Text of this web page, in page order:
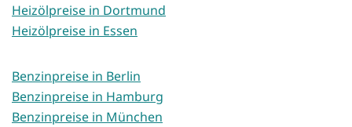
Heizölpreise in Dortmund
Heizölpreise in Essen
Benzinpreise in Berlin
Benzinpreise in Hamburg
Benzinpreise in München